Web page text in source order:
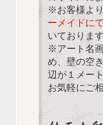
※お客様よ
ーメイドに
いておりま
※アート名
め、壁の空
辺が１メー
お気軽にご